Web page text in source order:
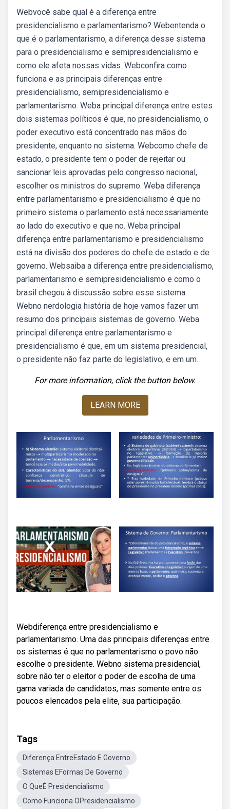
Webvocê sabe qual é a diferença entre
presidencialismo e parlamentarismo? Webentenda o
que é o parlamentarismo, a diferença desse sistema
para o presidencialismo e semipresidencialismo e
como ele afeta nossas vidas. Webconfira como
funciona e as principais diferenças entre
presidencialismo, semipresidencialismo e
parlamentarismo. Weba principal diferença entre estes
dois sistemas políticos é que, no presidencialismo, o
poder executivo está concentrado nas mãos do
presidente, enquanto no sistema. Webcomo chefe de
estado, o presidente tem o poder de rejeitar ou
sancionar leis aprovadas pelo congresso nacional,
escolher os ministros do supremo. Weba diferença
entre parlamentarismo e presidencialismo é que no
primeiro sistema o parlamento está necessariamente
ao lado do executivo e que no. Weba principal
diferença entre parlamentarismo e presidencialismo
está na divisão dos poderes do chefe de estado e de
governo. Websaiba a diferença entre presidencialismo,
parlamentarismo e semipresidencialismo e como o
brasil chegou à discussão sobre esse sistema.
Webno nerdologia história de hoje vamos fazer um
resumo dos principais sistemas de governo. Weba
principal diferença entre parlamentarismo e
presidencialismo é que, em um sistema presidencial,
o presidente não faz parte do legislativo, e em um.
For more information, click the button below.
LEARN MORE
Webdiferença entre presidencialismo e
parlamentarismo. Uma das principais diferenças entre
os sistemas é que no parlamentarismo o povo não
escolhe o presidente. Webno sistema presidencial,
sobre não ter o eleitor o poder de escolha de uma
gama variada de candidatos, mas somente entre os
poucos elencados pela elite, sua participação.
Tags
Diferença EntreEstado E Governo
Sistemas EFormas De Governo
O QueÉ Presidencialismo
Como Funciona OPresidencialismo